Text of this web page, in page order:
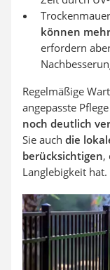
können
erfordern
Regelmäßige
angepasste
noch deutlich
Sie auch die
berücksichtigen,
Langlebigkeit hat.